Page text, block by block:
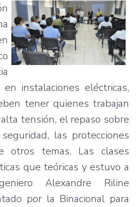
en instalaciones eléctricas,
tener quienes trabajan
alta tensión, el repaso sobre
seguridad, las protecciones
otros temas. Lasclases
que teóricas yestuvo a
Alexandre Riline
por la Binacional para